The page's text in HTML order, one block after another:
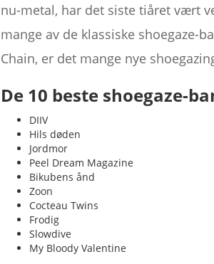
nu-metal, har det siste tiåret vært
mange av de klassiske shoegaze-
Chain, er det mange nye
De 10 beste shoegaze-
DIIV
Hils døden
Jordmor
Peel Dream Magazine
Bikubens ånd
Zoon
Cocteau Twins
Frodig
Slowdive
My Bloody Valentine